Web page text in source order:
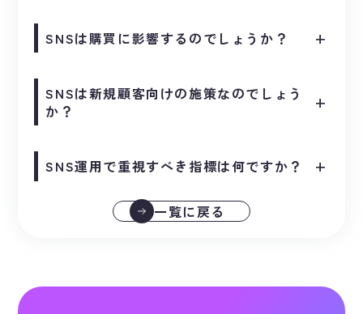
SNSは購買に影響するのでしょうか？ +
SNSは新規顧客向けの施策なのでしょう
か？
+
SNS運用で重視すべき指標は何ですか？ +
一覧に戻る